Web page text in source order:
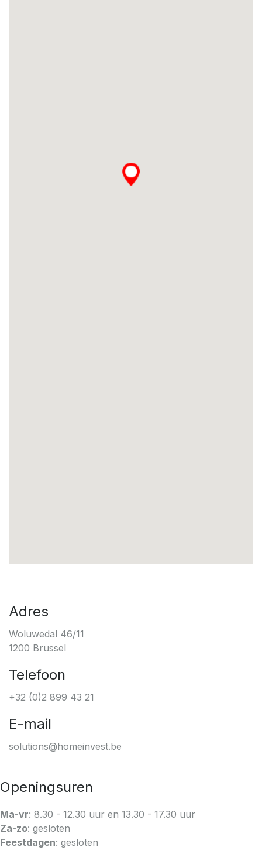
Adres
Woluwedal 46/11
1200 Brussel
Telefoon
+32 (0)2 899 43 21
E-mail
solutions@homeinvest.be
Openingsuren
Ma-vr: 8.30 - 12.30 uur en 13.30 - 17.30 uur
Za-zo: gesloten
Feestdagen: gesloten